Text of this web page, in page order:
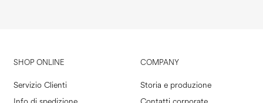
SHOP ONLINE
Servizio Clienti
COMPANY
Storia e produzione